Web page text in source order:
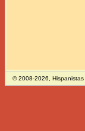
© 2008-2026, Hispanistas